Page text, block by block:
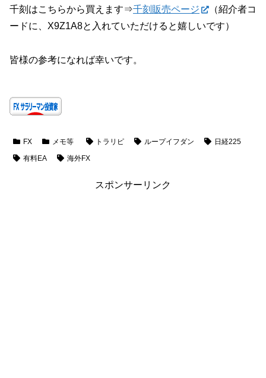
千刻はこちらから買えます⇒千刻販売ページ
（紹介者コ
ードに、X9Z1A8と入れていただけると嬉しいです）
皆様の参考になれば幸いです。
FX メモ等 トラリピ ループイフダン
日経225
有料EA
海外FX
スポンサーリンク